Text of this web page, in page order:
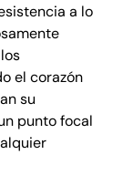
a lo
el corazón
su
punto focal